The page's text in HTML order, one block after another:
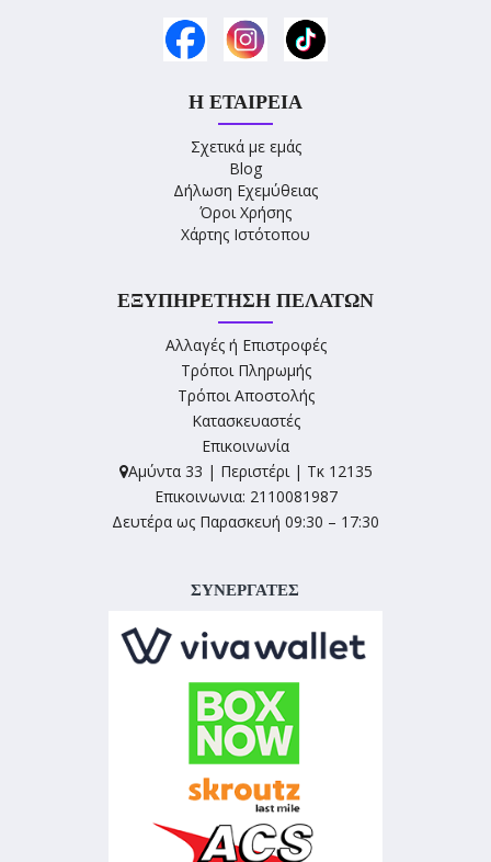
Η ΕΤΑΙΡΕΊΑ
Σχετικά με εμάς
Blog
Δήλωση Εχεμύθειας
Όροι Χρήσης
Χάρτης Ιστότοπου
ΕΞΥΠΗΡΈΤΗΣΗ ΠΕΛΑΤΏΝ
Αλλαγές ή Επιστροφές
Τρόποι Πληρωμής
Τρόποι Αποστολής
Κατασκευαστές
Επικοινωνία
Αμύντα 33 | Περιστέρι | Τκ 12135
Επικοινωνια: 2110081987
Δευτέρα ως Παρασκευή 09:30 – 17:30
ΣΥΝΕΡΓΑΤΕΣ